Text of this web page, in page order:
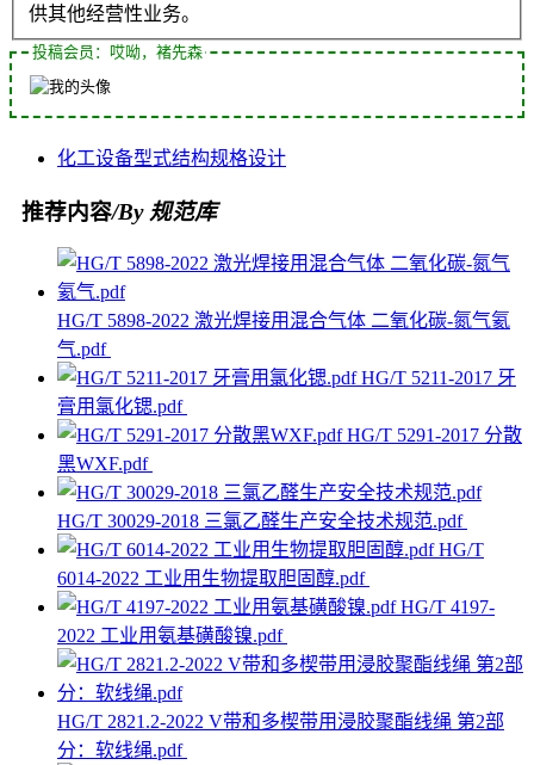
供其他经营性业务。
投稿会员：哎呦，褚先森
化工设备型式结构规格设计
推荐内容/By 规范库
HG/T 5898-2022 激光焊接用混合气体 二氧化碳-氮气氦
气.pdf
HG/T 5211-2017 牙
膏用氯化锶.pdf
HG/T 5291-2017 分散
黑WXF.pdf
HG/T 30029-2018 三氯乙醛生产安全技术规范.pdf
HG/T
6014-2022 工业用生物提取胆固醇.pdf
HG/T 4197-
2022 工业用氨基磺酸镍.pdf
HG/T 2821.2-2022 V带和多楔带用浸胶聚酯线绳 第2部
分：软线绳.pdf